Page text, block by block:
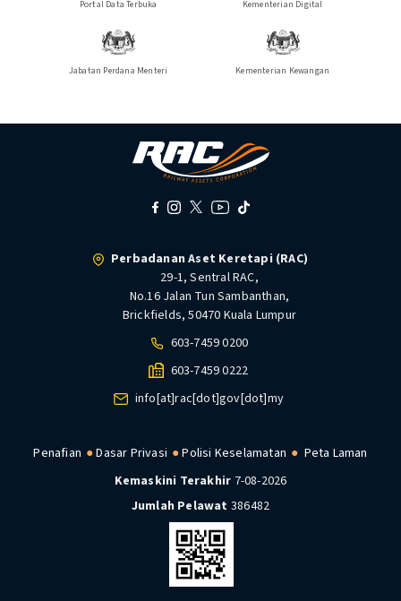
Portal Data Terbuka Kementerian Digital
Jabatan Perdana Menteri Kementerian Kewangan
Perbadanan Aset Keretapi (RAC)
29-1, Sentral RAC,
No.16 Jalan Tun Sambanthan,
Brickfields, 50470 Kuala Lumpur
603-7459 0200
603-7459 0222
info[at]rac[dot]gov[dot]my
Penafian Dasar Privasi Polisi Keselamatan
Peta Laman
Kemaskini Terakhir 7-08-2026
Jumlah Pelawat 386482